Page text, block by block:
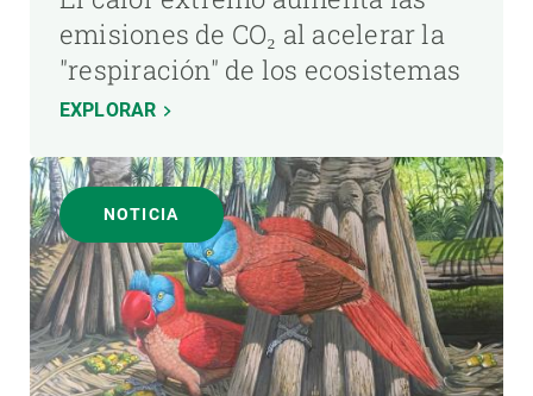
emisiones de CO₂ al acelerar la
"respiración" de los ecosistemas
EXPLORAR
NOTICIA